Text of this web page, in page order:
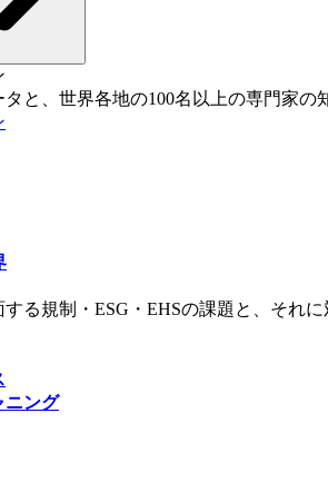
と、世界各地の100名以上の専門家の
る規制・ESG・EHSの課題と、それ
ニング